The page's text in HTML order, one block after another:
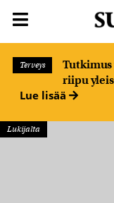
Terveys
Tutkimus
riipu
Lue lisää
Lukijalta